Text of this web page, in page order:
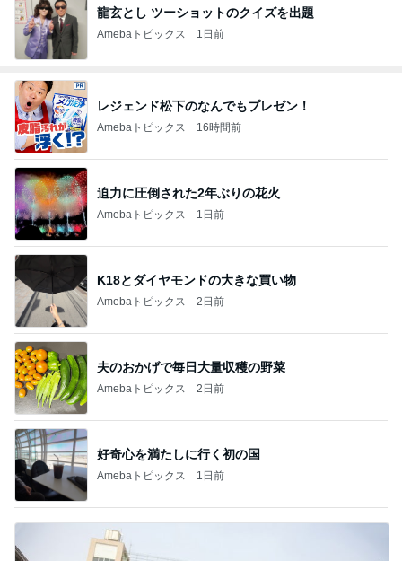
龍玄とし ツーショットのクイズを出題
Amebaトピックス 1日前
レジェンド松下のなんでもプレゼン！
Amebaトピックス 16時間前
迫力に圧倒された2年ぶりの花火
Amebaトピックス 1日前
K18とダイヤモンドの大きな買い物
Amebaトピックス 2日前
夫のおかげで毎日大量収穫の野菜
Amebaトピックス 2日前
好奇心を満たしに行く初の国
Amebaトピックス 1日前